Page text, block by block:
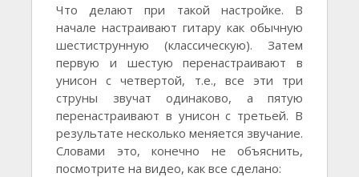
Что делают при такой настройке. В
начале настраивают гитару как обычную
шестиструнную (классическую). Затем
первую и шестую перенастраивают в
унисон с четвертой, т.е., все эти три
струны звучат одинаково, а пятую
перенастраивают в унисон с третьей. В
результате несколько меняется звучание.
Словами это, конечно не объяснить,
посмотрите на видео, как все сделано: